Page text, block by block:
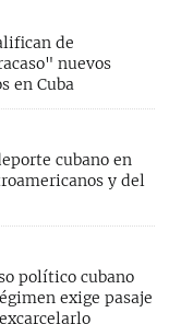
de
nuevos
en Cuba
cubano en
y del
político cubano
exige pasaje